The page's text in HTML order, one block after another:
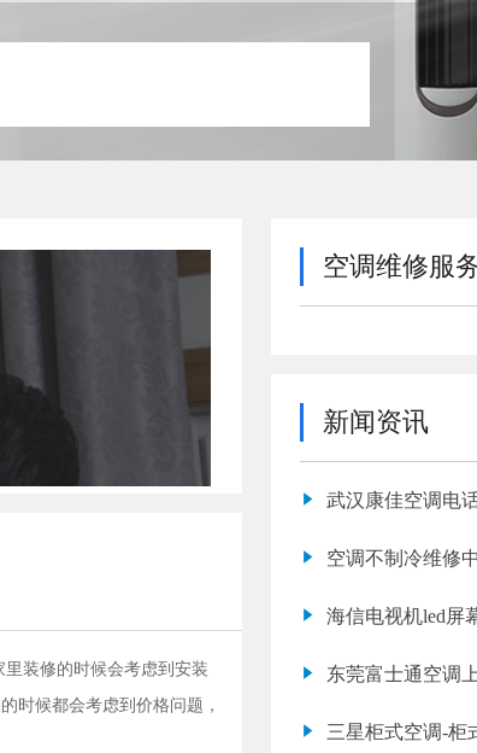
装修的时候会考虑到安装
时候都会考虑到价格问题，
空调维修服
新闻资讯
武汉康佳空调电
空调不制冷维修
海信电视机led屏
东莞富士通空调
三星柜式空调-柜